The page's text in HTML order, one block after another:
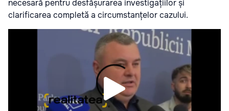
necesară pentru desfășurarea investigațiilor și
clarificarea completă a circumstanțelor cazului.